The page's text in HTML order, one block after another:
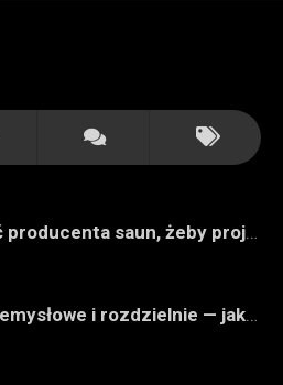
Jak sprawdzić producenta saun, żeby projekt miał sens na lata
Instalacje przemysłowe i rozdzielnie — jak ocenić wykonawcę do obiektu technicznego